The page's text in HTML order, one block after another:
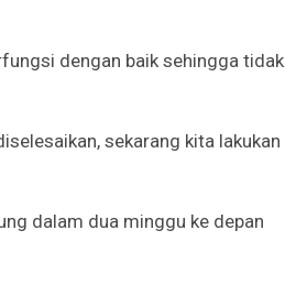
dengan baik sehingga tidak
sekarang kita lakukan
dalam dua minggu ke depan